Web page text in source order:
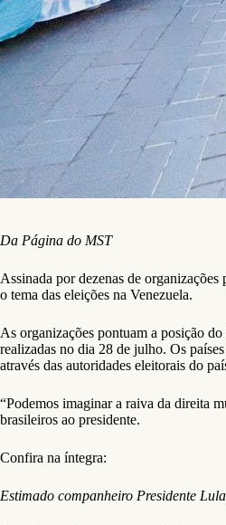
Da Página do MST
Assinada por dezenas de
o tema das eleições na Venezuela.
As organizações pontuam a posição
realizadas no dia 28 de julho. Os
através das autoridades eleitorais do
“Podemos imaginar a raiva da direita
brasileiros ao presidente.
Confira na íntegra:
Estimado companheiro Presidente Lula,